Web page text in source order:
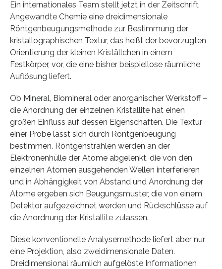
Ein internationales Team stellt jetzt in der Zeitschrift
Angewandte Chemie eine dreidimensionale
Röntgenbeugungsmethode zur Bestimmung der
kristallographischen Textur, das heißt der bevorzugten
Orientierung der kleinen Kriställchen in einem
Festkörper, vor, die eine bisher beispiellose räumliche
Auflösung liefert.
Ob Mineral, Biomineral oder anorganischer Werkstoff –
die Anordnung der einzelnen Kristallite hat einen
großen Einfluss auf dessen Eigenschaften. Die Textur
einer Probe lässt sich durch Röntgenbeugung
bestimmen. Röntgenstrahlen werden an der
Elektronenhülle der Atome abgelenkt, die von den
einzelnen Atomen ausgehenden Wellen interferieren
und in Abhängigkeit von Abstand und Anordnung der
Atome ergeben sich Beugungsmuster, die von einem
Detektor aufgezeichnet werden und Rückschlüsse auf
die Anordnung der Kristallite zulassen.
Diese konventionelle Analysemethode liefert aber nur
eine Projektion, also zweidimensionale Daten.
Dreidimensional räumlich aufgelöste Informationen